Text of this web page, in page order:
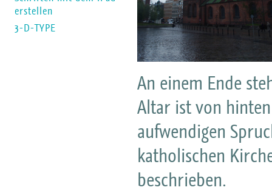
An einem Ende
Altar ist von
aufwendigen
katholischen
beschrieben.
erstellen
3-D-TYPE